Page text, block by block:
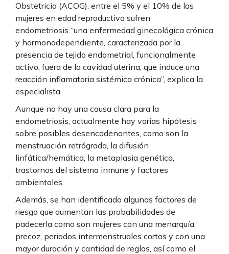
Obstetricia (ACOG), entre el 5% y el 10% de las
mujeres en edad reproductiva sufren
endometriosis “una enfermedad ginecológica crónica
y hormonodependiente, caracterizada por la
presencia de tejido endometrial, funcionalmente
activo, fuera de la cavidad uterina, que induce una
reacción inflamatoria sistémica crónica”, explica la
especialista.
Aunque no hay una causa clara para la
endometriosis, actualmente hay varias hipótesis
sobre posibles desencadenantes, como son la
menstruación retrógrada, la difusión
linfática/hemática, la metaplasia genética,
trastornos del sistema inmune y factores
ambientales.
Además, se han identificado algunos factores de
riesgo que aumentan las probabilidades de
padecerla como son mujeres con una menarquía
precoz, periodos intermenstruales cortos y con una
mayor duración y cantidad de reglas, así como el